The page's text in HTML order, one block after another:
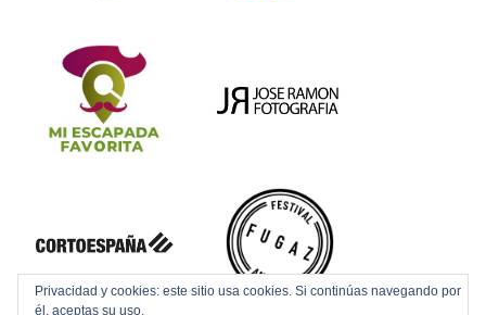
Privacidad y cookies: este sitio usa cookies. Si continúas navegando por
él, aceptas su uso.